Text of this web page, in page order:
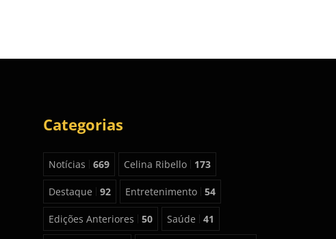
Categorias
Notícias 669 Celina Ribello 173
Destaque 92 Entretenimento 54
Edições Anteriores 50 Saúde 41